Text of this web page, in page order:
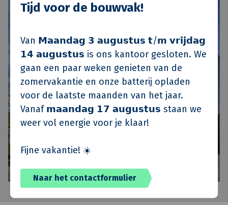
Tijd voor de bouwvak!
Van 𝗠𝗮𝗮𝗻𝗱𝗮𝗴 𝟯 𝗮𝘂𝗴𝘂𝘀𝘁𝘂𝘀 𝘁/𝗺 𝘃𝗿𝗶𝗷𝗱𝗮𝗴
𝟭𝟰 𝗮𝘂𝗴𝘂𝘀𝘁𝘂𝘀 is ons kantoor gesloten. We
gaan een paar weken genieten van de
zomervakantie en onze batterij opladen
voor de laatste maanden van het jaar.
Vanaf 𝗺𝗮𝗮𝗻𝗱𝗮𝗴 𝟭𝟳 𝗮𝘂𝗴𝘂𝘀𝘁𝘂𝘀 staan we
weer vol energie voor je klaar!
Fijne vakantie! ☀️
Naar het contactformulier